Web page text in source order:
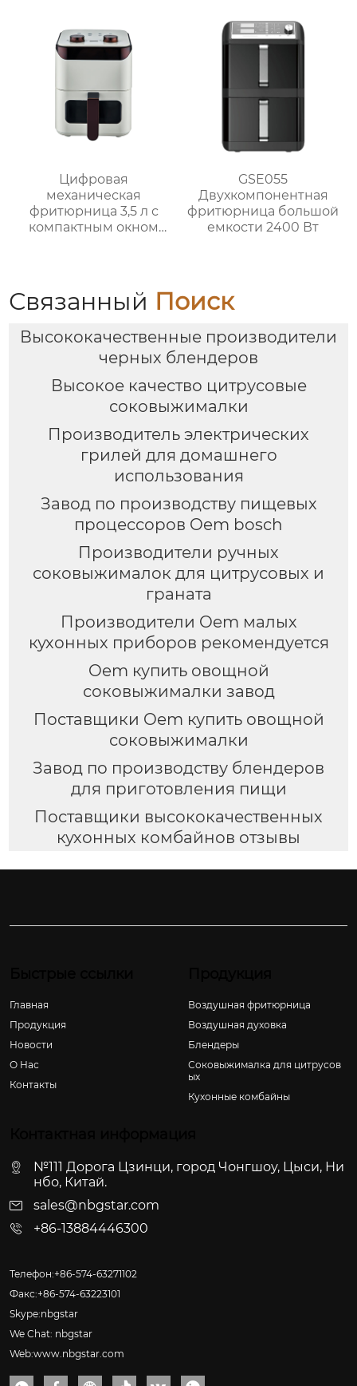
использования
Цифровая
механическая
фритюрница 3,5 л с
компактным окном
GSE055
Двухкомпонентная
фритюрница большой
емкости 2400 Вт
Связанный Поиск
Высококачественные производители
черных блендеров
Высокое качество цитрусовые
соковыжималки
Производитель электрических
грилей для домашнего
использования
Завод по производству пищевых
процессоров Oem bosch
Производители ручных
соковыжималок для цитрусовых и
граната
Производители Oem малых
кухонных приборов рекомендуется
Oem купить овощной
соковыжималки завод
Поставщики Oem купить овощной
соковыжималки
Завод по производству блендеров
для приготовления пищи
Поставщики высококачественных
кухонных комбайнов отзывы
Главная
Продукция
Новости
О Hас
Контакты
Воздушная фритюрница
Воздушная духовка
Блендеры
Соковыжималка для цитрусов
ых
Кухонные комбайны
№111 Дорога Цзинци, город Чонгшоу, Цыси, Ни
нбо, Китай.
sales@nbgstar.com
+86-13884446300
Телефон:+86-574-63271102
Факс:+86-574-63223101
Skype:nbgstar
We Chat: nbgstar
Web:www.nbgstar.com